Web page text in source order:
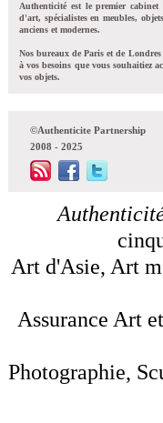
Authenticité est le premier cabinet
d'art, spécialistes en meubles,
anciens et modernes.
Nos bureaux de Paris et de
à vos besoins que vous souhaitiez
vos objets.
©Authenticite Partnership
2008 - 2025
Art d'Asie, Art
Assurance Art
Photographie,